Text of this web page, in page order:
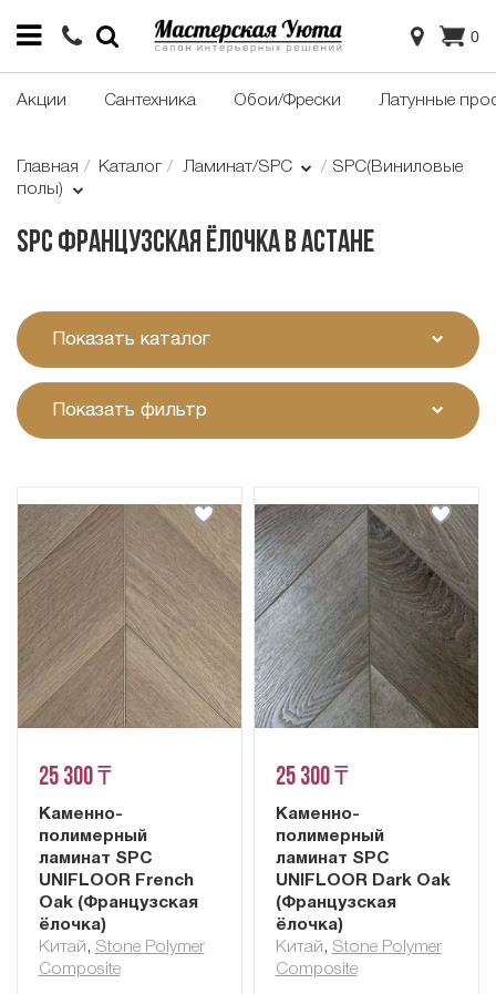
0
Акции Сантехника Обои/Фрески Латунные
Главная Каталог Ламинат/SPC
SPC(Виниловые
полы)
SPC Французская Ёлочка в Астане
Показать каталог
Показать фильтр
25 300 ₸
Каменно-
полимерный
ламинат SPC
UNIFLOOR French
Oak (Французская
ёлочка)
Китай , Stone Polymer
Composite
25 300 ₸
Каменно-
полимерный
ламинат SPC
UNIFLOOR Dark Oak
(Французская
ёлочка)
Китай , Stone Polymer
Composite